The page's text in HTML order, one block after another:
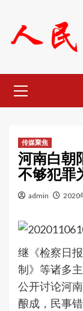
content
Menu
传媒聚焦
河南白朝
不够犯罪
admin 2020
继《检察日
制》等诸多
公开讨论河
酿成，民事